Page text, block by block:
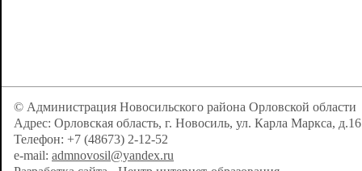
© Администрация Новосильского района Орловской области
Адрес: Орловская область, г. Новосиль, ул. Карла Маркса, д.16
Телефон: +7 (48673) 2-12-52
e-mail: admnovosil@yandex.ru